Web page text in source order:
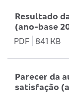
Resultado
(ano-base
PDF
841 KB
Parecer da
satisfação